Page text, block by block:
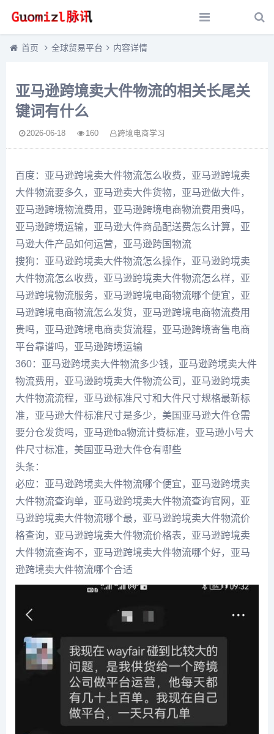
首页 全球贸易平台 内容详情
亚马逊跨境卖大件物流的相关长尾关
键词有什么
2026-06-18 160 跨境电商学习
百度：亚马逊跨境卖大件物流怎么收费，亚马逊跨境卖
大件物流要多久，亚马逊卖大件货物，亚马逊做大件，
亚马逊跨境物流费用，亚马逊跨境电商物流费用贵吗，
亚马逊跨境运输，亚马逊大件商品配送费怎么计算，亚
马逊大件产品如何运营，亚马逊跨国物流
搜狗：亚马逊跨境卖大件物流怎么操作，亚马逊跨境卖
大件物流怎么收费，亚马逊跨境卖大件物流怎么样，亚
马逊跨境物流服务，亚马逊跨境电商物流哪个便宜，亚
马逊跨境电商物流怎么发货，亚马逊跨境电商物流费用
贵吗，亚马逊跨境电商卖货流程，亚马逊跨境寄售电商
平台靠谱吗，亚马逊跨境运输
360：亚马逊跨境卖大件物流多少钱，亚马逊跨境卖大件
物流费用，亚马逊跨境卖大件物流公司，亚马逊跨境卖
大件物流流程，亚马逊标准尺寸和大件尺寸规格最新标
准，亚马逊大件标准尺寸是多少，美国亚马逊大件仓需
要分仓发货吗，亚马逊fba物流计费标准，亚马逊小号大
件尺寸标准，美国亚马逊大件仓有哪些
头条：
必应：亚马逊跨境卖大件物流哪个便宜，亚马逊跨境卖
大件物流查询单，亚马逊跨境卖大件物流查询官网，亚
马逊跨境卖大件物流哪个最，亚马逊跨境卖大件物流价
格查询，亚马逊跨境卖大件物流价格表，亚马逊跨境卖
大件物流查询不，亚马逊跨境卖大件物流哪个好，亚马
逊跨境卖大件物流哪个合适